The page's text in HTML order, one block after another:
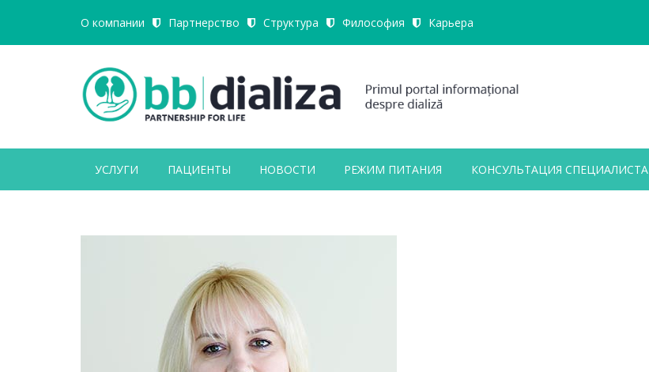
О компании Партнерство Структура Философия Карьера
УСЛУГИ ПАЦИЕНТЫ НОВОСТИ РЕЖИМ ПИТАНИЯ КОНСУЛЬТАЦИЯ СПЕЦИАЛИСТА